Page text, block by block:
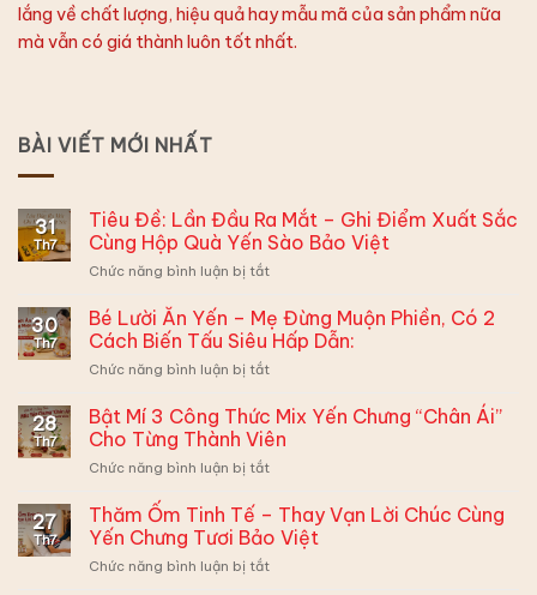
lắng về chất lượng, hiệu quả hay mẫu mã của sản phẩm nữa
mà vẫn có giá thành luôn tốt nhất.
BÀI VIẾT MỚI NHẤT
31
Th7
Tiêu Đề: Lần Đầu Ra Mắt – Ghi Điểm Xuất Sắc
Cùng Hộp Quà Yến Sào Bảo Việt
Chức năng bình luận bị tắtở
Đề:
Lần
Đầu
Ra
–
Ghi
Xuất
Cùng
Hộp
Yến
30
Th7
Bé Lười Ăn Yến – Mẹ Đừng Muộn Phiền, Có 2
Cách Biến Tấu Siêu Hấp Dẫn:
Chức năng bình luận bị tắtở
Lười
Ăn
Yến
–
Đừng
Muộn
Phiền,
Có
28
Th7
Bật Mí 3 Công Thức Mix Yến Chưng “Chân Ái”
Cho Từng Thành Viên
Chức năng bình luận bị tắtở
Mí
Công
Thức
27
Th7
Thăm Ốm Tinh Tế – Thay Vạn Lời Chúc Cùng
Yến Chưng Tươi Bảo Việt
Chức năng bình luận bị tắtở